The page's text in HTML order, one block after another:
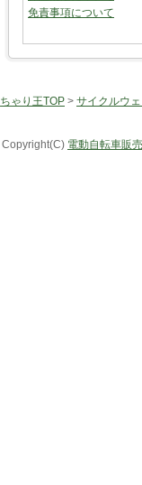
免責事項について
ちゃり王TOP > サイクルウ
Copyright(C) 電動自転車販